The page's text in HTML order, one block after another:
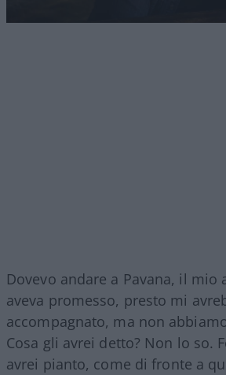
Dovevo andare a Pavana, il mio
aveva promesso, presto mi
accompagnato, ma non
Cosa gli avrei detto? Non lo so.
avrei pianto, come di fronte a